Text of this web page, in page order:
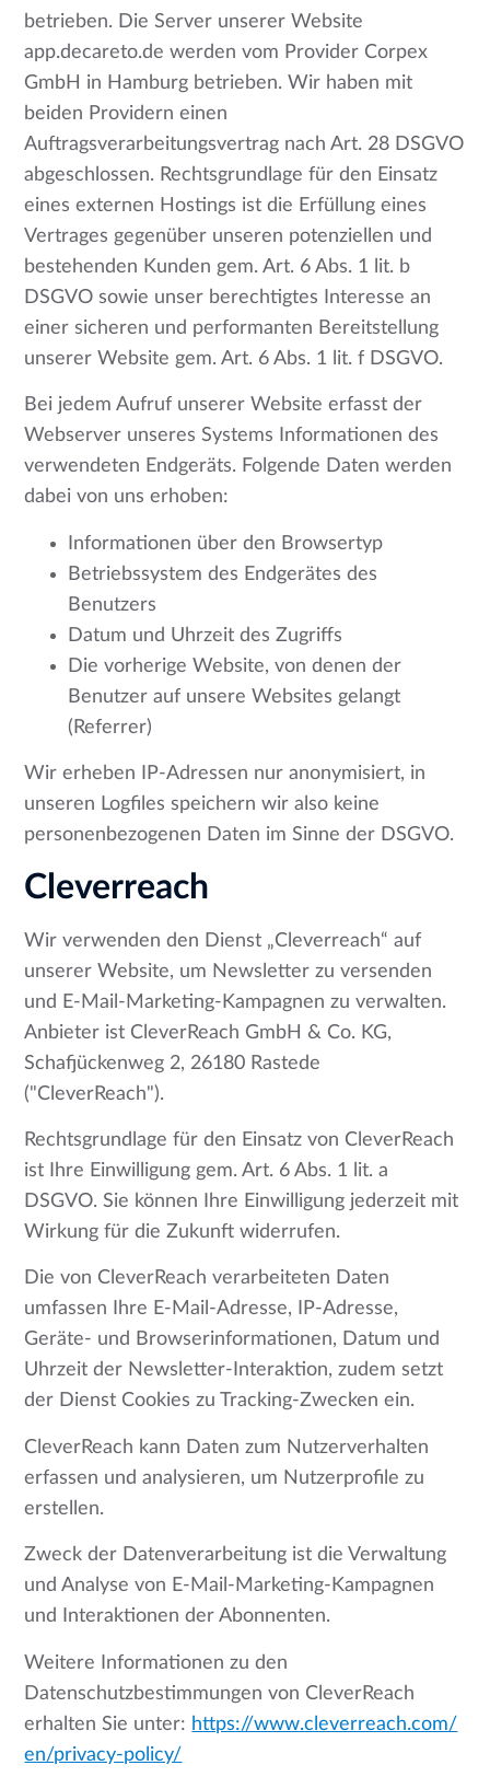
betrieben. Die Server unserer Website
app.decareto.de werden vom Provider Corpex
GmbH in Hamburg betrieben. Wir haben mit
beiden Providern einen
Auftragsverarbeitungsvertrag nach Art. 28 DSGVO
abgeschlossen. Rechtsgrundlage für den Einsatz
eines externen Hostings ist die Erfüllung eines
Vertrages gegenüber unseren potenziellen und
bestehenden Kunden gem. Art. 6 Abs. 1 lit. b
DSGVO sowie unser berechtigtes Interesse an
einer sicheren und performanten Bereitstellung
unserer Website gem. Art. 6 Abs. 1 lit. f DSGVO.
Bei jedem Aufruf unserer Website erfasst der
Webserver unseres Systems Informationen des
verwendeten Endgeräts. Folgende Daten werden
dabei von uns erhoben:
Informationen über den Browsertyp
Betriebssystem des Endgerätes des
Benutzers
Datum und Uhrzeit des Zugriffs
Die vorherige Website, von denen der
Benutzer auf unsere Websites gelangt
(Referrer)
Wir erheben IP-Adressen nur anonymisiert, in
unseren Logfiles speichern wir also keine
personenbezogenen Daten im Sinne der DSGVO.
Cleverreach
Wir verwenden den Dienst „Cleverreach“ auf
unserer Website, um Newsletter zu versenden
und E-Mail-Marketing-Kampagnen zu verwalten.
Anbieter ist CleverReach GmbH & Co. KG,
Schafjückenweg 2, 26180 Rastede
("CleverReach").
Rechtsgrundlage für den Einsatz von CleverReach
ist Ihre Einwilligung gem. Art. 6 Abs. 1 lit. a
DSGVO. Sie können Ihre Einwilligung jederzeit mit
Wirkung für die Zukunft widerrufen.
Die von CleverReach verarbeiteten Daten
umfassen Ihre E-Mail-Adresse, IP-Adresse,
Geräte- und Browserinformationen, Datum und
Uhrzeit der Newsletter-Interaktion, zudem setzt
der Dienst Cookies zu Tracking-Zwecken ein.
CleverReach kann Daten zum Nutzerverhalten
erfassen und analysieren, um Nutzerprofile zu
erstellen.
Zweck der Datenverarbeitung ist die Verwaltung
und Analyse von E-Mail-Marketing-Kampagnen
und Interaktionen der Abonnenten.
Weitere Informationen zu den
Datenschutzbestimmungen von CleverReach
erhalten Sie unter: https://www.cleverreach.com/
en/privacy-policy/